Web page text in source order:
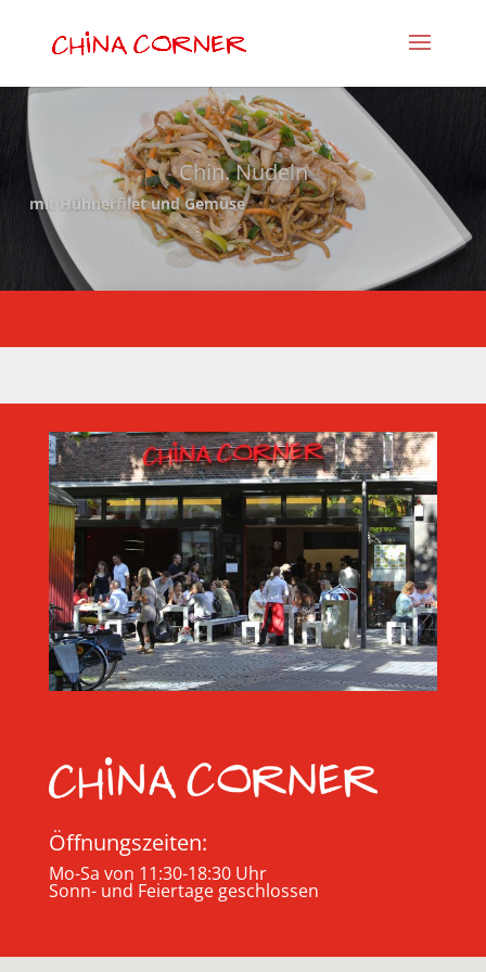
Chin. Nudeln
mit Hühnerfilet und Gemüse
Öffnungszeiten:
Mo-Sa von 11:30-18:30 Uhr
Sonn- und Feiertage geschlossen